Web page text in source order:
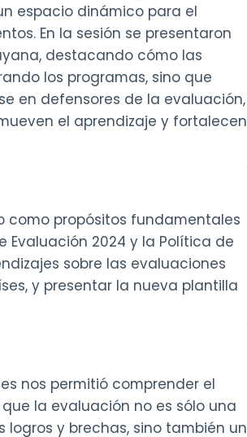
espacio dinámico para el
En la sesión se presentaron
destacando cómo las
los programas, sino que
en defensores de la evaluación,
el aprendizaje y fortalecen
como propósitos fundamentales
Evaluación 2024 y la Política de
sobre las evaluaciones
y presentar la nueva plantilla
nos permitió comprender el
la evaluación no es sólo una
y brechas, sino también un